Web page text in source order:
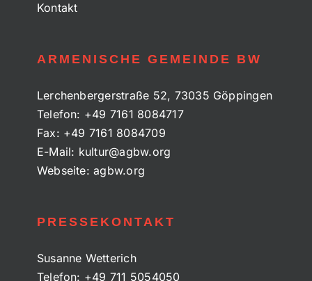
Kontakt
ARMENISCHE GEMEINDE BW
Lerchenbergerstraße 52, 73035 Göppingen
Telefon: +49 7161 8084717
Fax: +49 7161 8084709
E-Mail: kultur@agbw.org
Webseite:agbw.org
PRESSEKONTAKT
Susanne Wetterich
Telefon: +49 711 5054050